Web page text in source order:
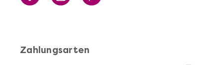
Zahlungsarten